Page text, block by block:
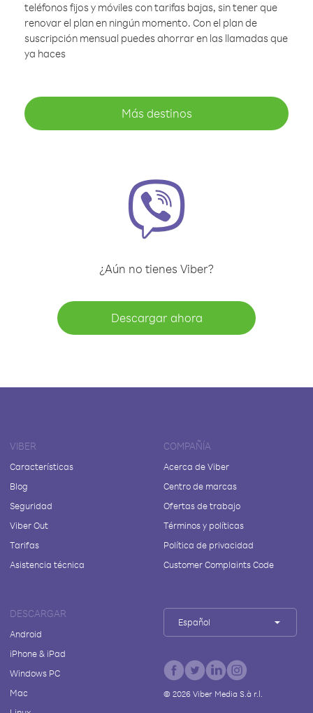
teléfonos fijos y móviles con tarifas bajas, sin tener que
renovar el plan en ningún momento. Con el plan de
suscripción mensual puedes ahorrar en las llamadas que
ya haces
Más destinos
¿Aún no tienes Viber?
Descargar ahora
VIBER
Características
Blog
Seguridad
Viber Out
Tarifas
Asistencia técnica
COMPAÑÍA
Acerca de Viber
Centro de marcas
Ofertas de trabajo
Términos y políticas
Política de privacidad
Customer Complaints Code
DESCARGAR
Android
iPhone & iPad
Windows PC
Mac
Español
© 2026Viber Media S.à r.l.